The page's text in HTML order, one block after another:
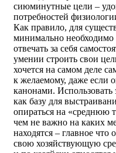
сиюминутные цели –
потребностей
Как правило, для
минимально
отвечать за себя
умении строить свои
хочется на самом деле
к желаемому, даже если
канонами. Использовать
как базу для
опираться на «среднюю
чем не важно на каких
находятся – главное что
свою хозяйствующую